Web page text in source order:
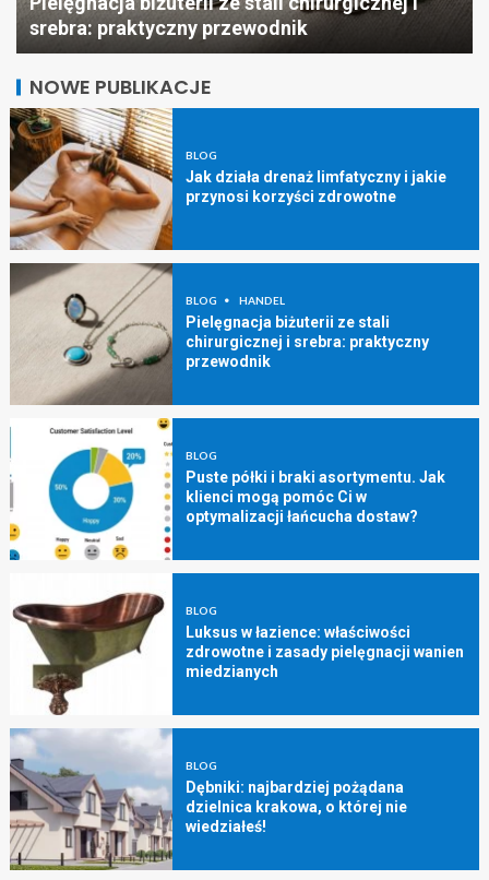
dostaw?
NOWE PUBLIKACJE
BLOG
Jak działa drenaż limfatyczny i jakie
przynosi korzyści zdrowotne
BLOG HANDEL
Pielęgnacja biżuterii ze stali
chirurgicznej i srebra: praktyczny
przewodnik
BLOG
Puste półki i braki asortymentu. Jak
klienci mogą pomóc Ci w
optymalizacji łańcucha dostaw?
BLOG
Luksus w łazience: właściwości
zdrowotne i zasady pielęgnacji wanien
miedzianych
BLOG
Dębniki: najbardziej pożądana
dzielnica krakowa, o której nie
wiedziałeś!